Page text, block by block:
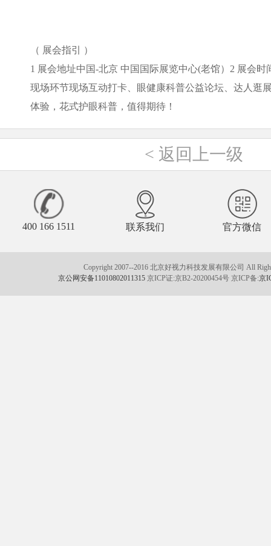
（ 展会指引
）
1 展会地址中国-北京 中国国际展览中心(老馆） 2 展会时
现场环节现场互动打卡、眼健康科普公益论坛、达人逛
体验，花式护眼科普，值得期待！
< 返回上一级
400 166 1511 联系我们 官方微信
Copyright 2007--2016 北京好视力科技发展有限公司 All
京公网安备11010802011315 京ICP证:京B2-20200454号 京ICP备:京